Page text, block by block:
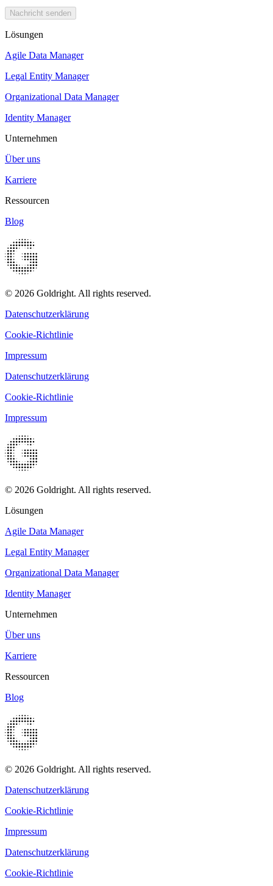
Nachricht senden
Lösungen
Agile Data Manager
Legal Entity Manager
Organizational Data Manager
Identity Manager
Unternehmen
Über uns
Karriere
Ressourcen
Blog
© 2026 Goldright. All rights reserved.
Datenschutzerklärung
Cookie-Richtlinie
Impressum
Datenschutzerklärung
Cookie-Richtlinie
Impressum
© 2026 Goldright. All rights reserved.
Lösungen
Agile Data Manager
Legal Entity Manager
Organizational Data Manager
Identity Manager
Unternehmen
Über uns
Karriere
Ressourcen
Blog
© 2026 Goldright. All rights reserved.
Datenschutzerklärung
Cookie-Richtlinie
Impressum
Datenschutzerklärung
Cookie-Richtlinie